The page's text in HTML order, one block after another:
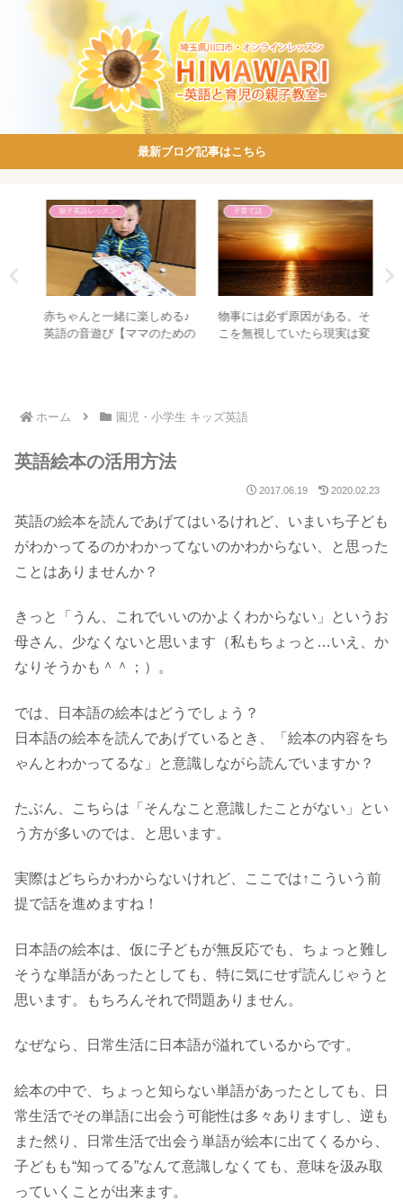
最新ブログ記事はこちら
親子英語レッスン
赤ちゃんと一緒に楽しめる♪
英語の音遊び【ママのための
子育て話
物事には必ず原因がある。そ
こを無視していたら現実は変
ホーム 園児・小学生 キッズ英語
英語絵本の活用方法
2017.06.19 2020.02.23
英語の絵本を読んであげてはいるけれど、いまいち子ども
がわかってるのかわかってないのかわからない、と思った
ことはありませんか？
きっと「うん、これでいいのかよくわからない」というお
母さん、少なくないと思います（私もちょっと…いえ、か
なりそうかも＾＾；）。
では、日本語の絵本はどうでしょう？
日本語の絵本を読んであげているとき、「絵本の内容をち
ゃんとわかってるな」と意識しながら読んでいますか？
たぶん、こちらは「そんなこと意識したことがない」とい
う方が多いのでは、と思います。
実際はどちらかわからないけれど、ここでは↑こういう前
提で話を進めますね！
日本語の絵本は、仮に子どもが無反応でも、ちょっと難し
そうな単語があったとしても、特に気にせず読んじゃうと
思います。もちろんそれで問題ありません。
なぜなら、日常生活に日本語が溢れているからです。
絵本の中で、ちょっと知らない単語があったとしても、日
常生活でその単語に出会う可能性は多々ありますし、逆も
また然り、日常生活で出会う単語が絵本に出てくるから、
子どもも“知ってる”なんて意識しなくても、意味を汲み取
っていくことが出来ます。